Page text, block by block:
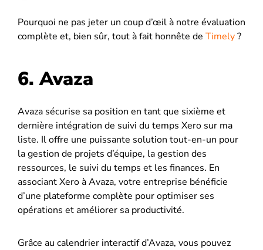
Pourquoi ne pas jeter un coup d’œil à notre évaluation
complète et, bien sûr, tout à fait honnête de Timely?
6. Avaza
Avaza sécurise sa position en tant que sixième et
dernière intégration de suivi du temps Xero sur ma
liste. Il offre une puissante solution tout-en-un pour
la gestion de projets d’équipe, la gestion des
ressources, le suivi du temps et les finances. En
associant Xero à Avaza, votre entreprise bénéficie
d’une plateforme complète pour optimiser ses
opérations et améliorer sa productivité.
Grâce au calendrier interactif d’Avaza, vous pouvez